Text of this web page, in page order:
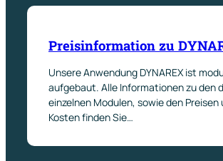
Preisinformation zu
Unsere Anwendung DYNAREX ist
aufgebaut. Alle Informationen zu den
einzelnen Modulen, sowie den Preisen
Kosten finden Sie…